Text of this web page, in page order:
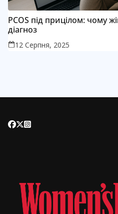
PCOS під прицілом: чому
діагноз
12 Серпня, 2025